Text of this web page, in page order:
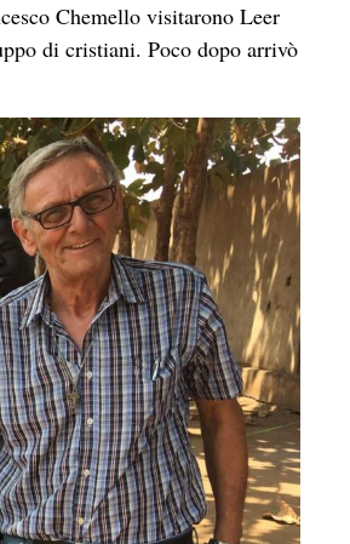
Chemello visitarono Leer
di cristiani. Poco dopo arrivò